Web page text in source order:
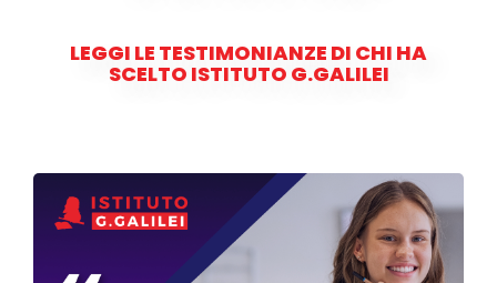
LEGGI LE TESTIMONIANZE DI CHI HA
SCELTO ISTITUTO G.GALILEI